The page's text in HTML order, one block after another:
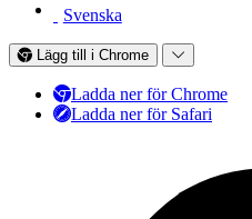
Svenska
Lägg till i Chrome
Ladda ner för Chrome
Ladda ner för Safari